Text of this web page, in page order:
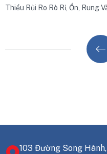
Rủi Ro Rò Rỉ, Ồn, Rung Và
103 Đường Song